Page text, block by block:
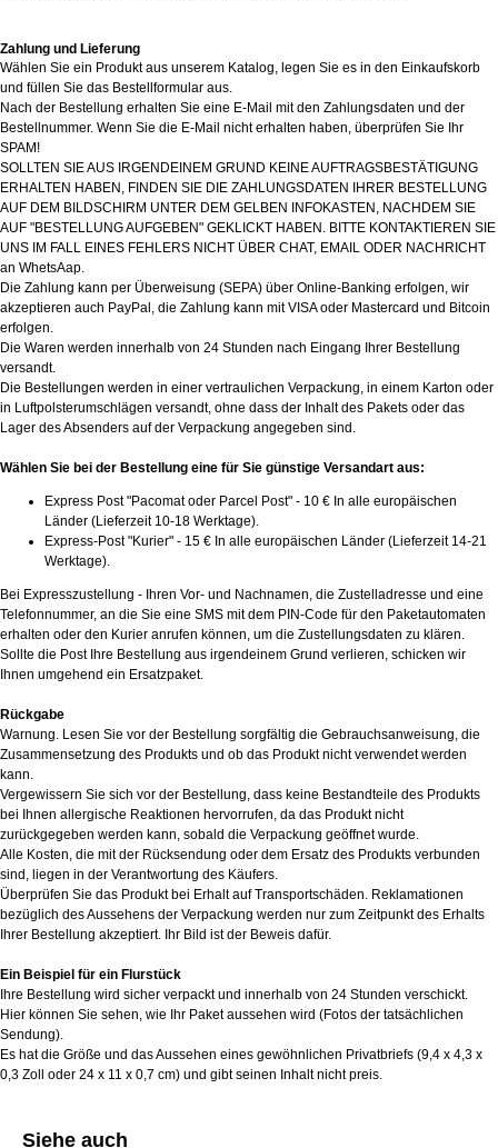
Zahlung und Lieferung
Wählen Sie ein Produkt aus unserem Katalog, legen Sie es in den Einkaufskorb
und füllen Sie das Bestellformular aus.
Nach der Bestellung erhalten Sie eine E-Mail mit den Zahlungsdaten und der
Bestellnummer. Wenn Sie die E-Mail nicht erhalten haben, überprüfen Sie Ihr
SPAM!
SOLLTEN SIE AUS IRGENDEINEM GRUND KEINE AUFTRAGSBESTÄTIGUNG
ERHALTEN HABEN, FINDEN SIE DIE ZAHLUNGSDATEN IHRER BESTELLUNG
AUF DEM BILDSCHIRM UNTER DEM GELBEN INFOKASTEN, NACHDEM SIE
AUF "BESTELLUNG AUFGEBEN" GEKLICKT HABEN. BITTE KONTAKTIEREN SIE
UNS IM FALL EINES FEHLERS NICHT ÜBER CHAT, EMAIL ODER NACHRICHT
an WhetsAap.
Die Zahlung kann per Überweisung (SEPA) über Online-Banking erfolgen, wir
akzeptieren auch PayPal, die Zahlung kann mit VISA oder Mastercard und Bitcoin
erfolgen.
Die Waren werden innerhalb von 24 Stunden nach Eingang Ihrer Bestellung
versandt.
Die Bestellungen werden in einer vertraulichen Verpackung, in einem Karton oder
in Luftpolsterumschlägen versandt, ohne dass der Inhalt des Pakets oder das
Lager des Absenders auf der Verpackung angegeben sind.
Wählen Sie bei der Bestellung eine für Sie günstige Versandart aus:
Express Post "Pacomat oder Parcel Post" - 10 € In alle europäischen
Länder (Lieferzeit 10-18 Werktage).
Express-Post "Kurier" - 15 € In alle europäischen Länder (Lieferzeit 14-21
Werktage).
Bei Expresszustellung - Ihren Vor- und Nachnamen, die Zustelladresse und eine
Telefonnummer, an die Sie eine SMS mit dem PIN-Code für den Paketautomaten
erhalten oder den Kurier anrufen können, um die Zustellungsdaten zu klären.
Sollte die Post Ihre Bestellung aus irgendeinem Grund verlieren, schicken wir
Ihnen umgehend ein Ersatzpaket.
Rückgabe
Warnung. Lesen Sie vor der Bestellung sorgfältig die Gebrauchsanweisung, die
Zusammensetzung des Produkts und ob das Produkt nicht verwendet werden
kann.
Vergewissern Sie sich vor der Bestellung, dass keine Bestandteile des Produkts
bei Ihnen allergische Reaktionen hervorrufen, da das Produkt nicht
zurückgegeben werden kann, sobald die Verpackung geöffnet wurde.
Alle Kosten, die mit der Rücksendung oder dem Ersatz des Produkts verbunden
sind, liegen in der Verantwortung des Käufers.
Überprüfen Sie das Produkt bei Erhalt auf Transportschäden. Reklamationen
bezüglich des Aussehens der Verpackung werden nur zum Zeitpunkt des Erhalts
Ihrer Bestellung akzeptiert. Ihr Bild ist der Beweis dafür.
Ein Beispiel für ein Flurstück
Ihre Bestellung wird sicher verpackt und innerhalb von 24 Stunden verschickt.
Hier können Sie sehen, wie Ihr Paket aussehen wird (Fotos der tatsächlichen
Sendung).
Es hat die Größe und das Aussehen eines gewöhnlichen Privatbriefs (9,4 x 4,3 x
0,3 Zoll oder 24 x 11 x 0,7 cm) und gibt seinen Inhalt nicht preis.
Siehe auch